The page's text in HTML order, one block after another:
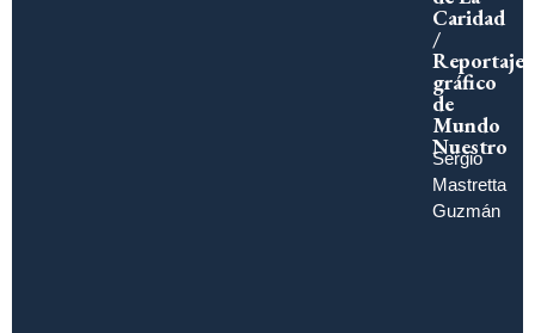
Caridad
/
Reportaje
gráfico
de
Mundo
Nuestro
Sergio
Mastretta
Guzmán